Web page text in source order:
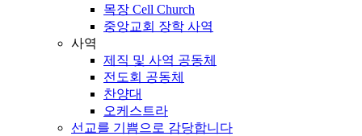
목장 Cell Church
중앙교회 장학 사역
사역
제직 및 사역 공동체
전도회 공동체
찬양대
오케스트라
선교를 기쁨으로 감당합니다